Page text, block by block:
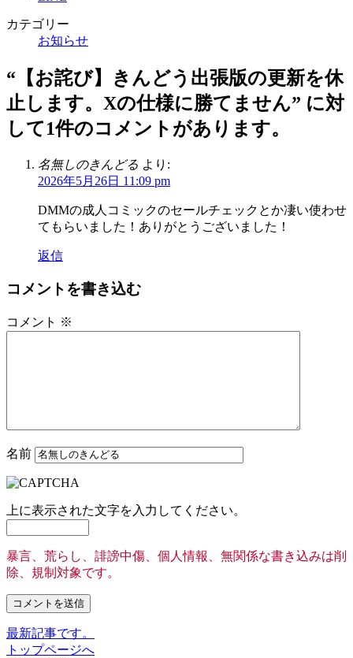
カテゴリー
お知らせ
“ 【お詫び】きんどう出張版の更新を休
止します。Xの仕様に勝てません” に対
して1件のコメントがあります。
名無しのきんどる より:
2026年5月26日 11:09 pm
DMMの成人コミックのセールチェックとか凄い使わせ
てもらいました！ありがとうございました！
返信
コメントを書き込む
コメント ※
名前
上に表示された文字を入力してください。
暴言、荒らし、誹謗中傷、個人情報、無関係な書き込みは削
除、規制対象です。
最新記事です。
トップページへ